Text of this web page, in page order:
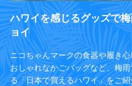
ハワイを感じるグッズで
ョイ
ニコちゃんマークの食器や履き
おしゃれなかごバッグなど、梅
る「日本で買えるハワイ」をご